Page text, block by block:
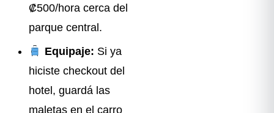
₡500/hora cerca del
parque central.
Equipaje: Si ya
hiciste checkout del
hotel, guardá las
maletas en el carro